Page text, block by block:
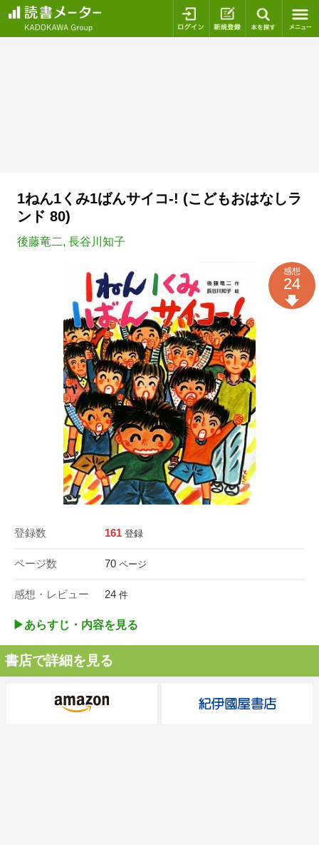
ログイン 新規登録
1ねん1くみ1ばんサイコ-! (こどもおはなしラ
ンド 80)
後藤竜二, 長谷川知子
登録数 161 登録
ページ数 70 ページ
感想・レビュー 24 件
感想
24
▶︎あらすじ・内容を見る
書店で詳細を見る